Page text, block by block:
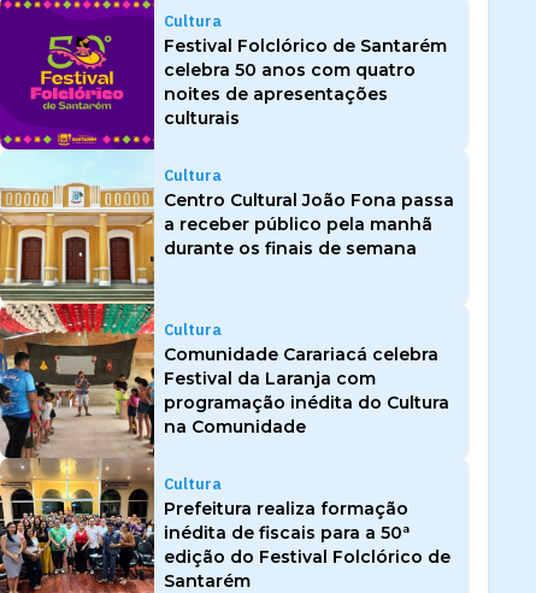
Cultura
Festival Folclórico de Santarém
celebra 50 anos com quatro
noites de apresentações
culturais
Cultura
Centro Cultural João Fona passa
a receber público pela manhã
durante os finais de semana
Cultura
Comunidade Carariacá celebra
Festival da Laranja com
programação inédita do Cultura
na Comunidade
Cultura
Prefeitura realiza formação
inédita de fiscais para a 50ª
edição do Festival Folclórico de
Santarém